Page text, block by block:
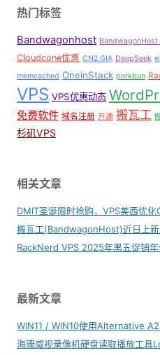
热门标签
Bandwagonhost BandwagonHost
Cloudcone优惠 CN2 GIA DeepSeek
memcached OneinStack porkbun
VPS VPS优惠动态
免费软件 域名注册 开源 搬瓦工
杉矶VPS
相关文章
DMIT圣诞限时抢购，VPS美西优化
搬瓦工(BandwagonHost)近日上
RackNerd VPS 2025年黑五促销
最新文章
WIN11 / WIN10使用Alternative
海康威视录像机硬盘读取播放工具